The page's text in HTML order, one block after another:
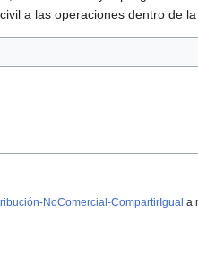
a las operaciones dentro de la
NoComercial-CompartirIgual a